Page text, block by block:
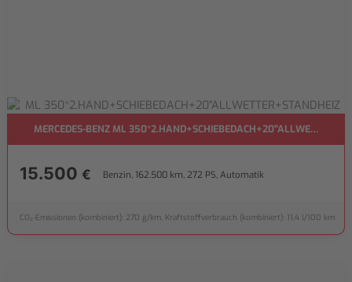
MERCEDES-BENZ ML
15.500 € Benzin, 162.500 km, 272 PS, Automatik
CO₂-Emissionen (kombiniert): 270 g/km, Kraftstoffverbrauch (kombiniert): 11,4 l/100 km